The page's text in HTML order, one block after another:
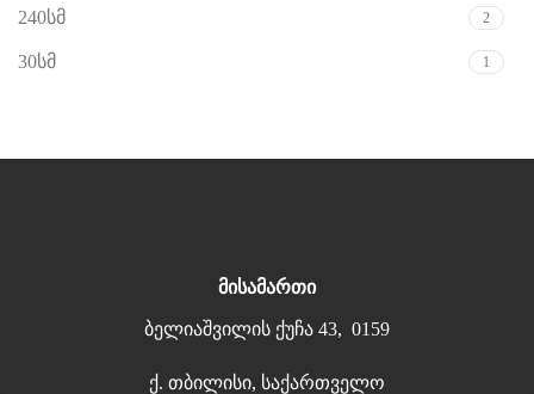
240სმ 2
30სმ 1
მისამართი
ბელიაშვილის ქუჩა 43, 0159
ქ. თბილისი, საქართველო